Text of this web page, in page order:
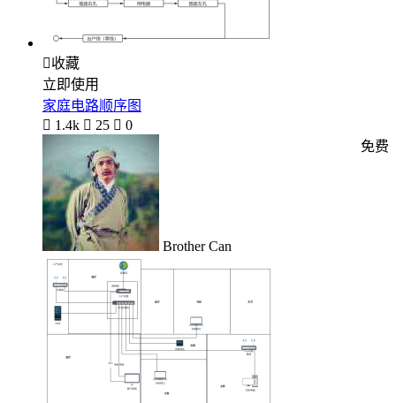
收藏
立即使用
家庭电路顺序图
 1.4k  25  0
Brother Can
免费